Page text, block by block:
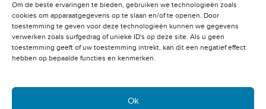
Om de beste ervaringen te bieden, gebruiken we technologieën zoals
cookies om apparaatgegevens op te slaan en/of te openen. Door
toestemming te geven voor deze technologieën kunnen we gegevens
verwerken zoals surfgedrag of unieke ID's op deze site. Als u geen
toestemming geeft of uw toestemming intrekt, kan dit een negatief effect
hebben op bepaalde functies en kenmerken.
Ok
3526 VD Utrecht
info@labyrinthonderzoek.nl
bekijk op Google Maps
Telefoonnummers
Offertes: 030 - 760 07 82